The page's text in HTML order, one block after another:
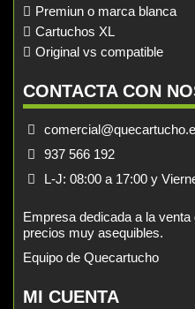
Premiun o marca blanca
Cartuchos XL
Original vs compatible
CONTACTA CON
937 566 192
L-J: 08:00 a 17:00 y
Empresa dedicada a la
precios muy asequibles.
Equipo de Quecartucho
MI CUENTA